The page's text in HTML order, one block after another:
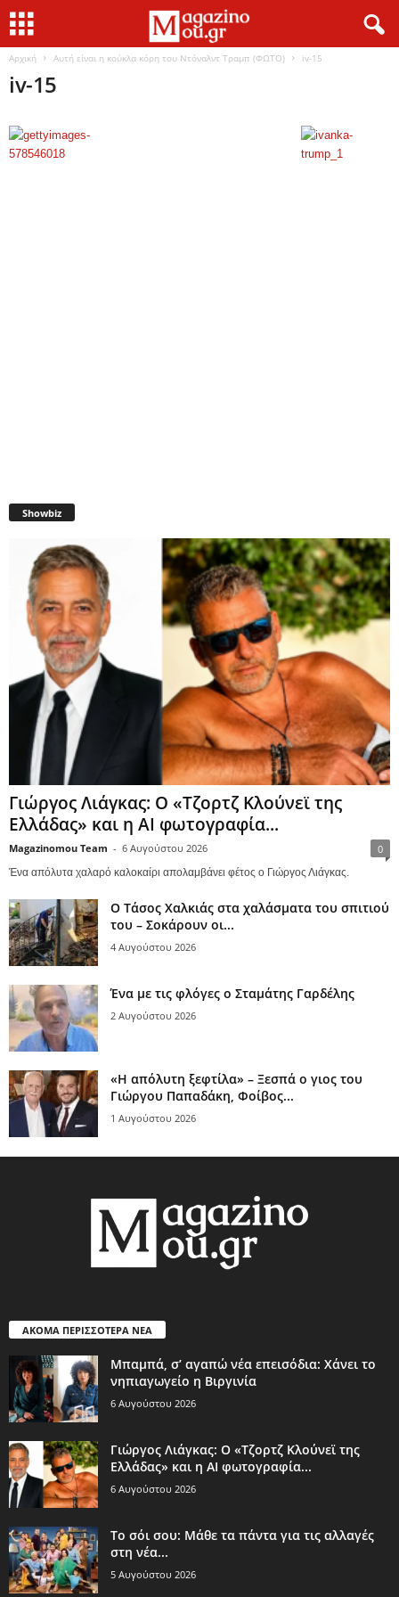
Αρχική Αυτή είναι η κούκλα κόρη του Ντόναλντ Τραμπ (ΦΩΤΟ) iv-15
iv-15
Showbiz
Γιώργος Λιάγκας: Ο «Τζορτζ Κλούνεϊ της
Ελλάδας» και η AI φωτογραφία...
Magazinomou Team - 6 Αυγούστου 2026 0
Ένα απόλυτα χαλαρό καλοκαίρι απολαμβάνει φέτος ο Γιώργος Λιάγκας.
Ο Τάσος Χαλκιάς στα χαλάσματα του σπιτιού
του – Σοκάρουν οι...
4 Αυγούστου 2026
Ένα με τις φλόγες ο Σταμάτης Γαρδέλης
2 Αυγούστου 2026
«Η απόλυτη ξεφτίλα» – Ξεσπά ο γιος του
Γιώργου Παπαδάκη, Φοίβος...
1 Αυγούστου 2026
ΑΚΟΜΑ ΠΕΡΙΣΣΟΤΕΡΑ ΝΕΑ
Μπαμπά, σ’ αγαπώ νέα επεισόδια: Χάνει το
νηπιαγωγείο η Βιργινία
6 Αυγούστου 2026
Γιώργος Λιάγκας: Ο «Τζορτζ Κλούνεϊ της
Ελλάδας» και η AI φωτογραφία...
6 Αυγούστου 2026
Το σόι σου: Μάθε τα πάντα για τις αλλαγές
στη νέα...
5 Αυγούστου 2026